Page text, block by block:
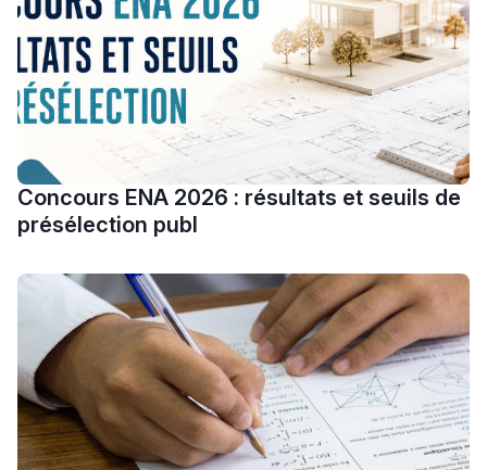
دليل المهن
ما يزيد عن 149 مهنة
دليل التوجيه
التوجيه بالثانوي و الإعدادي
Ki Derti Liha
Concours ENA 2026 : résultats et seuils de
présélection publ